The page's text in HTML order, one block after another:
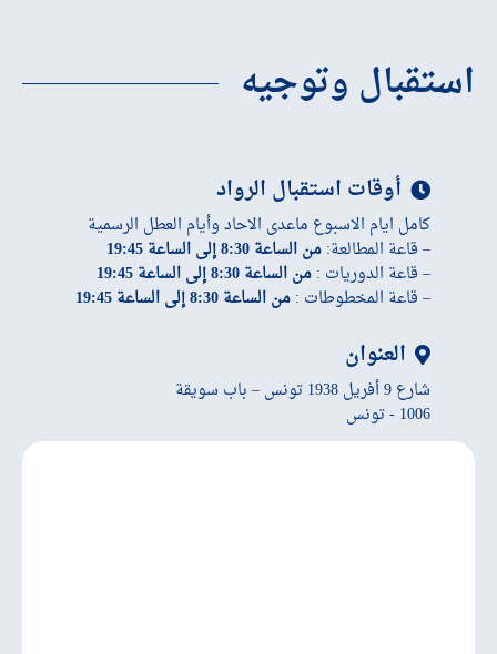
استقبال وتوجيه
أوقات استقبال الرواد
كامل ايام الاسبوع ماعدى الاحاد وأيام العطل الرسمية
– قاعة المطالعة:من الساعة 8:30 إلى الساعة 19:45
– قاعة الدوريات :من الساعة 8:30 إلى الساعة 19:45
– قاعة المخطوطات :من الساعة 8:30 إلى الساعة 19:45
العنوان
شارع 9 أفريل 1938 تونس – باب سويقة
1006 - تونس